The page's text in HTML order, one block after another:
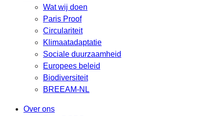
Wat wij doen
Paris Proof
Circulariteit
Klimaatadaptatie
Sociale duurzaamheid
Europees beleid
Biodiversiteit
BREEAM-NL
Over ons